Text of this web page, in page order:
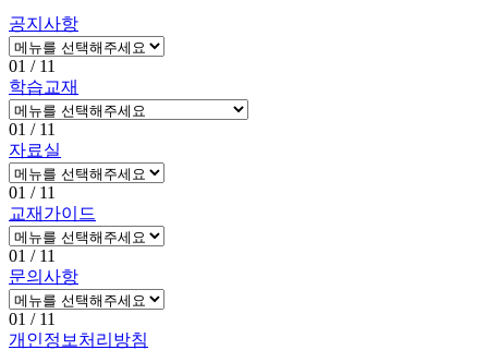
공지사항
01 / 11
학습교재
01 / 11
자료실
01 / 11
교재가이드
01 / 11
문의사항
01 / 11
개인정보처리방침